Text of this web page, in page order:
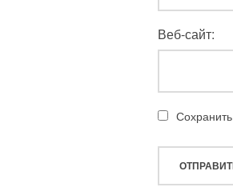
Веб-сайт: